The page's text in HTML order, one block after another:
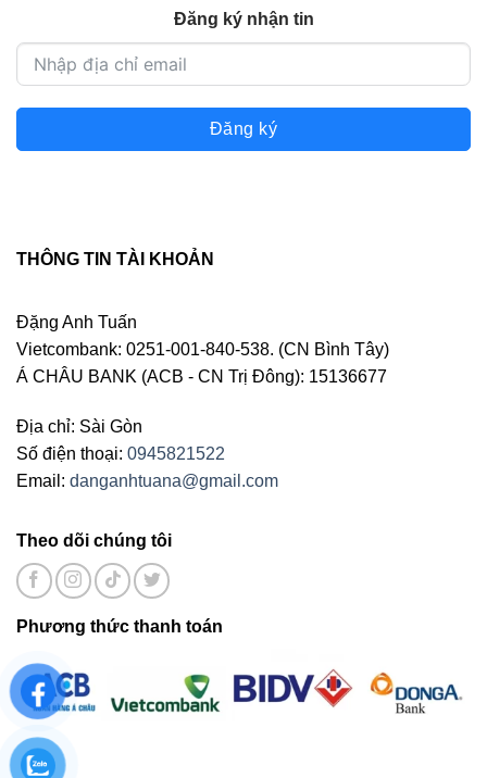
Đăng ký nhận tin
Đăng ký
THÔNG TIN TÀI KHOẢN
Đặng Anh Tuấn
Vietcombank: 0251-001-840-538. (CN Bình Tây)
Á CHÂU BANK (ACB - CN Trị Đông): 15136677
Địa chỉ: Sài Gòn
Số điện thoại: 0945821522
Email: danganhtuana@gmail.com
Theo dõi chúng tôi
Phương thức thanh toán